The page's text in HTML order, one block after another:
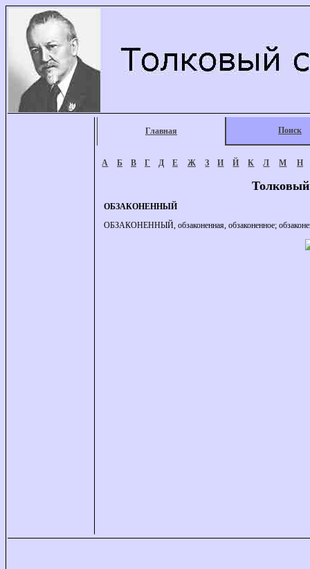
Главная Поиск
А Б В Г Д Е Ж З И Й К Л М Н
ОБЗАКОНЕННЫЙ
ОБЗАКОНЕННЫЙ, обзаконенная, обзаконенное;